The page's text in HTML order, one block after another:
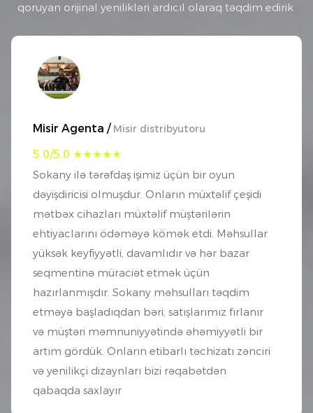
qoruyan orijinal yenilikləri ardıcıl olaraq təqdim edirik
Misir Agenta / Misir distribyutoru
5.0/5.0 ★★★★★
Sokany ilə tərəfdaş işimiz üçün bir oyun
dəyişdiricisi olmuşdur. Onların müxtəlif çeşidi
mətbəx cihazları müxtəlif müştərilərin
ehtiyaclarını ödəməyə kömək etdi. Məhsullar
yüksək keyfiyyətli, davamlıdır və hər bazar
seqmentinə müraciət etmək üçün
hazırlanmışdır. Sokany məhsulları təqdim
etməyə başladıqdan bəri, satışlarımız fırlanır
və müştəri məmnuniyyətində əhəmiyyətli bir
artım gördük. Onların etibarlı təchizatı zənciri
və yenilikçi dizaynları bizi rəqabətdən
qabaqda saxlayır